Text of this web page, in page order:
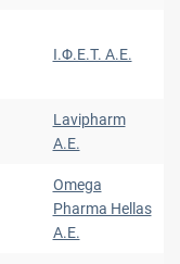
Ι.Φ.Ε.Τ. A.E.
Lavipharm
Α.Ε.
Omega
Pharma Hellas
A.E.